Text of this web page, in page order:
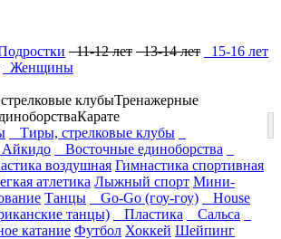
11-12 лет 13-14 лет
15-16 лет
Женщины
клубыТренажерные
Карате
Тиры, стрелковые клубы
Восточные единоборства
воздушная Гимнастика спортивная
атлетика Лыжный спорт Мини-
Танцы Go-Go (гоу-гоу)
House
танцы) Пластика
Сальса
катание Футбол Хоккей Шейпинг